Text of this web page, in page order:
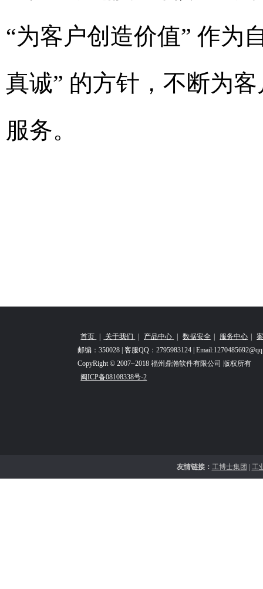
“为客户创造价值” 作为
真诚” 的方针，不断为
服务。
首页 | 关于我们 | 产品中心 | 数据安全 | 服务中心 |
邮编：350028 | 客服QQ：2795983124 |
CopyRight © 2007~2018 福州鼎瀚软件有限公司 版权所有
闽ICP备08108338号-2
友情链接： 工博士集团 | 工